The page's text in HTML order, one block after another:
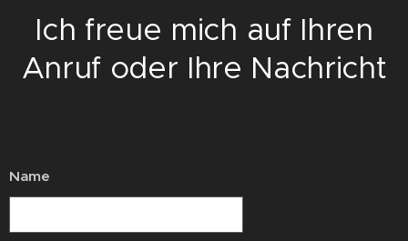
Ich freue mich auf Ihren
Anruf oder Ihre Nachricht
Name